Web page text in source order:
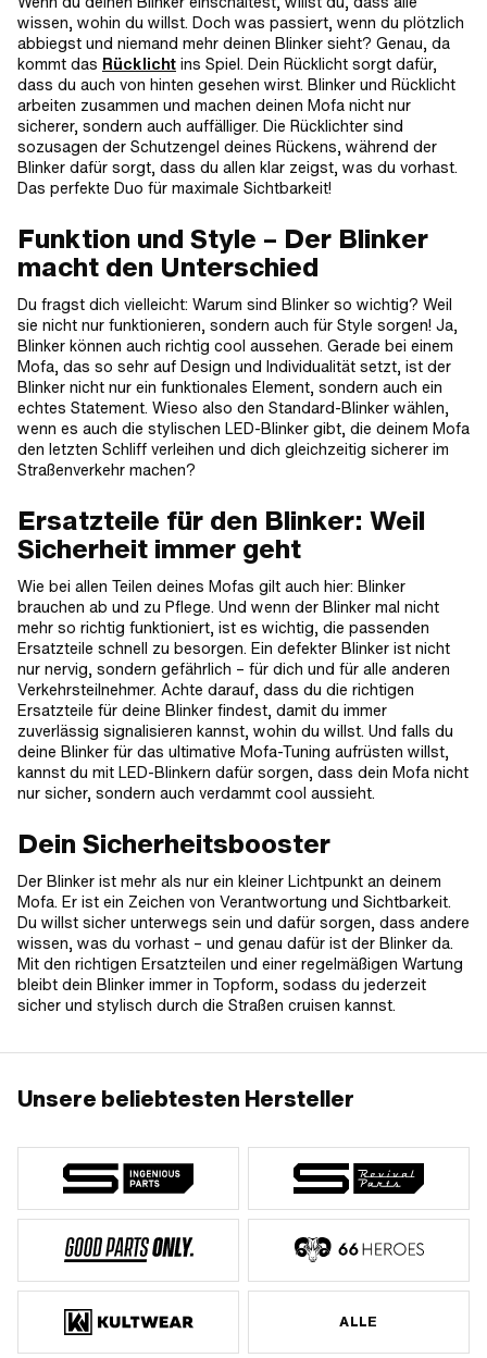
wissen, wohin du willst. Doch was passiert, wenn du plötzlich
abbiegst und niemand mehr deinen Blinker sieht? Genau, da
kommt das Rücklicht ins Spiel. Dein Rücklicht sorgt dafür,
dass du auch von hinten gesehen wirst. Blinker und Rücklicht
arbeiten zusammen und machen deinen Mofa nicht nur
sicherer, sondern auch auffälliger. Die Rücklichter sind
sozusagen der Schutzengel deines Rückens, während der
Blinker dafür sorgt, dass du allen klar zeigst, was du vorhast.
Das perfekte Duo für maximale Sichtbarkeit!
Funktion und Style – Der Blinker
macht den Unterschied
Du fragst dich vielleicht: Warum sind Blinker so wichtig? Weil
sie nicht nur funktionieren, sondern auch für Style sorgen! Ja,
Blinker können auch richtig cool aussehen. Gerade bei einem
Mofa, das so sehr auf Design und Individualität setzt, ist der
Blinker nicht nur ein funktionales Element, sondern auch ein
echtes Statement. Wieso also den Standard-Blinker wählen,
wenn es auch die stylischen LED-Blinker gibt, die deinem Mofa
den letzten Schliff verleihen und dich gleichzeitig sicherer im
Straßenverkehr machen?
Ersatzteile für den Blinker: Weil
Sicherheit immer geht
Wie bei allen Teilen deines Mofas gilt auch hier: Blinker
brauchen ab und zu Pflege. Und wenn der Blinker mal nicht
mehr so richtig funktioniert, ist es wichtig, die passenden
Ersatzteile schnell zu besorgen. Ein defekter Blinker ist nicht
nur nervig, sondern gefährlich – für dich und für alle anderen
Verkehrsteilnehmer. Achte darauf, dass du die richtigen
Ersatzteile für deine Blinker findest, damit du immer
zuverlässig signalisieren kannst, wohin du willst. Und falls du
deine Blinker für das ultimative Mofa-Tuning aufrüsten willst,
kannst du mit LED-Blinkern dafür sorgen, dass dein Mofa nicht
nur sicher, sondern auch verdammt cool aussieht.
Dein Sicherheitsbooster
Der Blinker ist mehr als nur ein kleiner Lichtpunkt an deinem
Mofa. Er ist ein Zeichen von Verantwortung und Sichtbarkeit.
Du willst sicher unterwegs sein und dafür sorgen, dass andere
wissen, was du vorhast – und genau dafür ist der Blinker da.
Mit den richtigen Ersatzteilen und einer regelmäßigen Wartung
bleibt dein Blinker immer in Topform, sodass du jederzeit
sicher und stylisch durch die Straßen cruisen kannst.
Unsere beliebtesten Hersteller
ALLE